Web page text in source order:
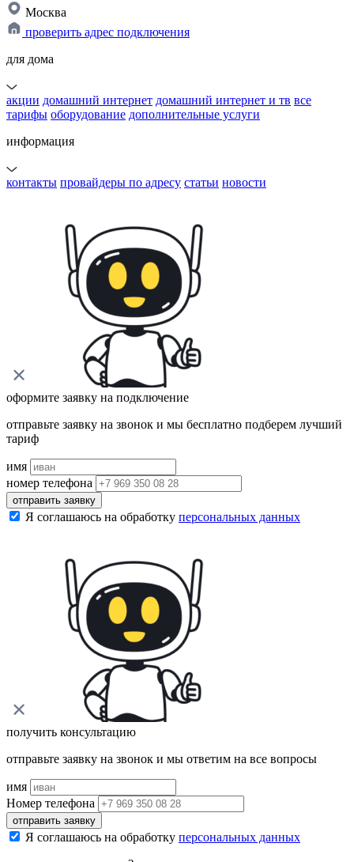
Москва
проверить адрес подключения
для дома
акции домашний интернет домашний интернет и тв все
тарифы оборудование дополнительные услуги
информация
контакты провайдеры по адресу статьи новости
оформите заявку на подключение
отправьте заявку на звонок и мы бесплатно подберем лучший
тариф
имя
номер телефона
отправить заявку
Я соглашаюсь на обработку персональных данных
получить консультацию
отправьте заявку на звонок и мы ответим на все вопросы
имя
Номер телефона
отправить заявку
Я соглашаюсь на обработку персональных данных